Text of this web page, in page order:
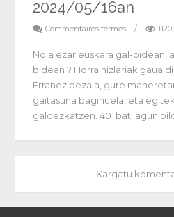
2024/05/16an
Commentaires fermés / 1120
Nola ezar euskara gal-bidean,
bidean ? Horra hizlariak
Erranez bezala, gure
gaitasuna baginuela, eta
galdezkatzen. 40 bat lagun
Kargatu